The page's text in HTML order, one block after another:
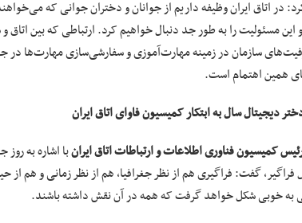
در اتاق ایران وظیفه داریم از جوانان و دختران جوانی که
مسئولیت را به طور جد دنبال خواهیم کرد. ارتباطی که بین اتاق
سازمان در زمینه مهارت‌آموزی و سفارشی‌سازی مهارت‌ها
همین اهتمام است.
دیجیتال سال به ابتکار کمیسیون فاوای اتاق ایران
رئیس کمیسیون فناوری اطلاعات و ارتباطات اتاق ایران
فراگیر، گفت: فراگیری هم از نظر جغرافیا، هم از نظر زمانی و هم
به خوبی شکل خواهد گرفت که همه در آن نقش داشته باشند.